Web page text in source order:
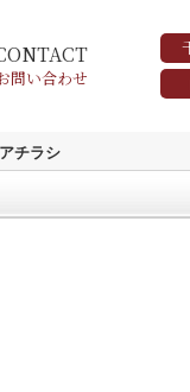
問い合わせ
チラシ